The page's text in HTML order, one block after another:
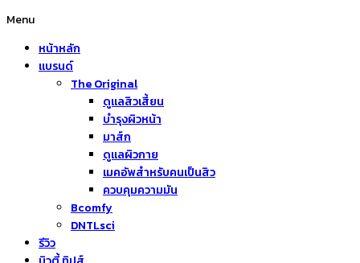
Menu
หน้าหลัก
แบรนด์
The Original
ดูแลสิวเสี้ยน
บำรุงผิวหน้า
มาส์ก
ดูแลผิวกาย
เมคอัพสำหรับคนเป็นสิว
ควบคุมความมัน
Bcomfy
DNTLsci
รีวิว